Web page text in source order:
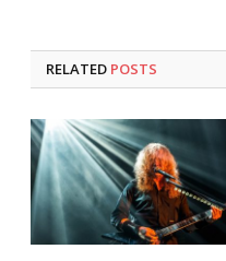
RELATED POSTS